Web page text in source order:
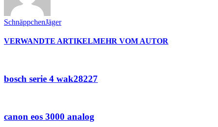
SchnäppchenJäger
VERWANDTE ARTIKELMEHR VOM AUTOR
bosch serie 4 wak28227
canon eos 3000 analog